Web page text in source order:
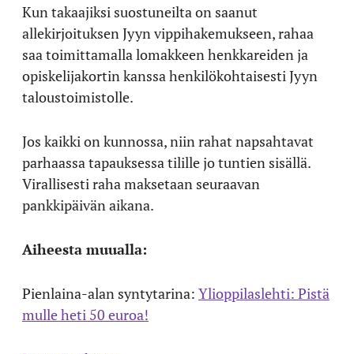
Kun takaajiksi suostuneilta on saanut
allekirjoituksen Jyyn vippihakemukseen, rahaa
saa toimittamalla lomakkeen henkkareiden ja
opiskelijakortin kanssa henkilökohtaisesti Jyyn
taloustoimistolle.
Jos kaikki on kunnossa, niin rahat napsahtavat
parhaassa tapauksessa tilille jo tuntien sisällä.
Virallisesti raha maksetaan seuraavan
pankkipäivän aikana.
Aiheesta muualla:
Pienlaina-alan syntytarina: Ylioppilaslehti: Pistä
mulle heti 50 euroa!